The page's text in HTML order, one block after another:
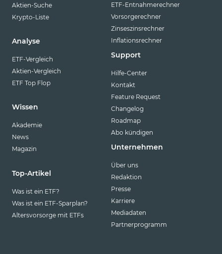
Aktien-Suche
Krypto-Liste
Analyse
ETF-Vergleich
Aktien-Vergleich
ETF Top Flop
Wissen
Akademie
News
Magazin
Top-Artikel
Was ist ein ETF?
Was ist ein ETF-Sparplan?
Altersvorsorge mit ETFs
ETF-Entnahmerechner
Vorsorgerechner
Zinseszinsrechner
Inflationsrechner
Support
Hilfe-Center
Kontakt
Feature Request
Changelog
Roadmap
Abo kündigen
Unternehmen
Über uns
Redaktion
Presse
Karriere
Mediadaten
Partnerprogramm